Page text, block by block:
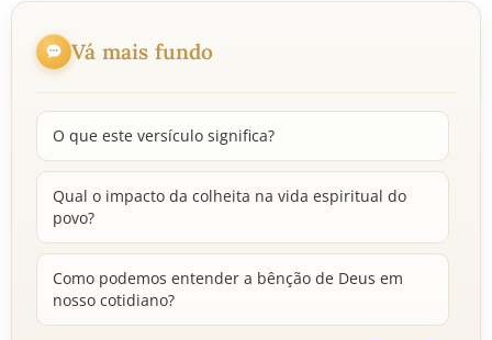
Vá mais fundo
O que este versículo significa?
Qual o impacto da colheita na vida espiritual do
povo?
Como podemos entender a bênção de Deus em
nosso cotidiano?